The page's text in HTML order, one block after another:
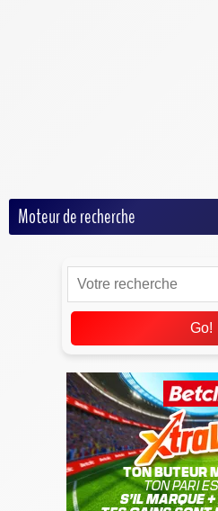
Moteur de recherche
Go!